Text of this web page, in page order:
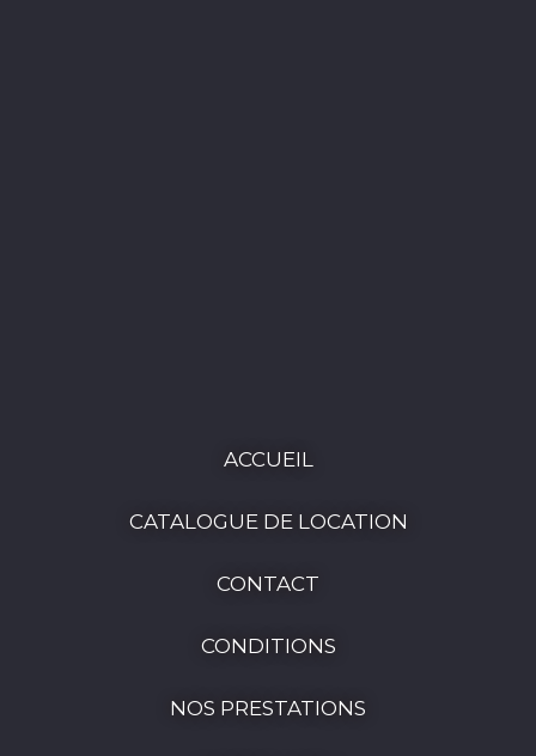
ACCUEIL
CATALOGUE DE LOCATION
CONTACT
CONDITIONS
NOS PRESTATIONS